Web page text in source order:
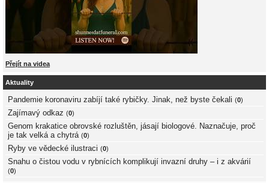
Přejít na videa
Aktuality
Pandemie koronaviru zabíjí také rybičky. Jinak, než byste čekali (0)
Zajímavý odkaz (0)
Genom krakatice obrovské rozluštěn, jásají biologové. Naznačuje, proč
je tak velká a chytrá (0)
Ryby ve vědecké ilustraci (0)
Snahu o čistou vodu v rybnících komplikují invazní druhy – i z akvárií
(0)